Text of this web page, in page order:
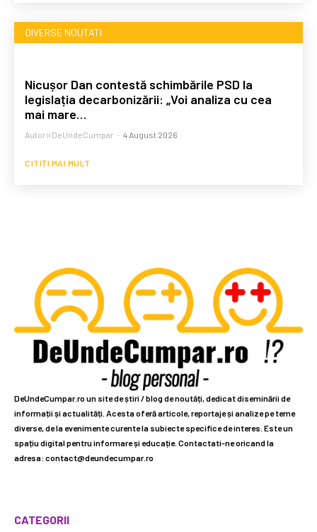
DIVERSE NOUTATI
Nicușor Dan contestă schimbările PSD la
legislația decarbonizării: „Voi analiza cu cea
mai mare…
Autorii DeUndeCumpar - 4 August 2026
CITIȚI MAI MULT
DeUndeCumpar.ro un site de știri / blog de noutăți, dedicat diseminării de
informații și actualități. Acesta oferă articole, reportaje și analize pe teme
diverse, de la evenimente curente la subiecte specifice de interes. Este un
spațiu digital pentru informare și educație. Contactati-ne oricand la
adresa: contact@deundecumpar.ro
CATEGORII